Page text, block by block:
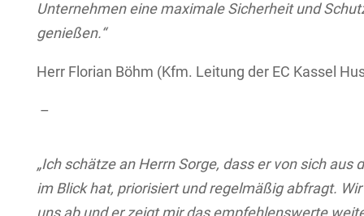
Unternehmen eine maximale Sicherheit und
genießen.“
Herr Florian Böhm (Kfm. Leitung der EC Kassel
–
„Ich schätze an Herrn Sorge, dass er von sich aus
im Blick hat, priorisiert und regelmäßig abfragt.
uns ab und er zeigt mir das empfehlenswerte